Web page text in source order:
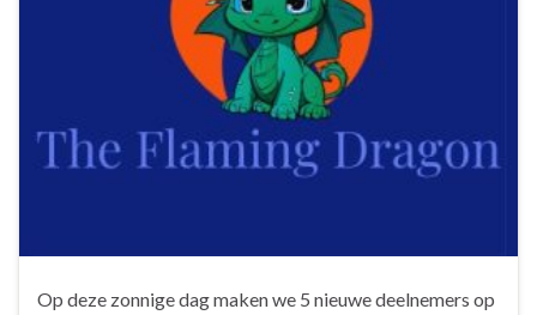
Op deze zonnige dag maken we 5 nieuwe deelnemers op